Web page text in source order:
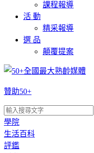
課程報導
活 動
精采報導
選 品
顛覆提案
贊助50+
學院
生活百科
評鑑